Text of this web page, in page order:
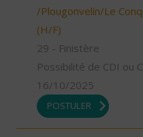
/Plougonvelin/Le
(H/F)
29 - Finistère
Possibilité de CDI ou
16/10/2025
POSTULER